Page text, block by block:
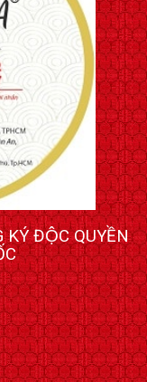
ĐỘC QUYỀN